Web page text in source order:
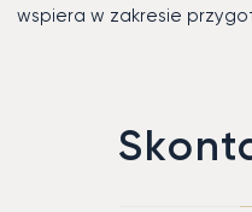
wspiera w zakresie